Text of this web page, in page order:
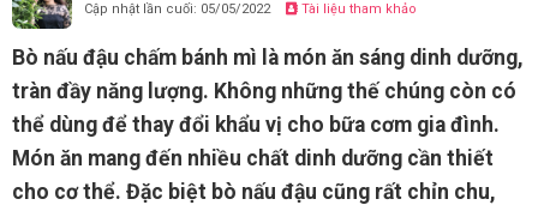
Cập nhật lần cuối: 05/05/2022 Tài liệu tham khảo
Bò nấu đậu chấm bánh mì là món ăn sáng dinh dưỡng,
tràn đầy năng lượng. Không những thế chúng còn có
thể dùng để thay đổi khẩu vị cho bữa cơm gia đình.
Món ăn mang đến nhiều chất dinh dưỡng cần thiết
cho cơ thể. Đặc biệt bò nấu đậu cũng rất chỉn chu,